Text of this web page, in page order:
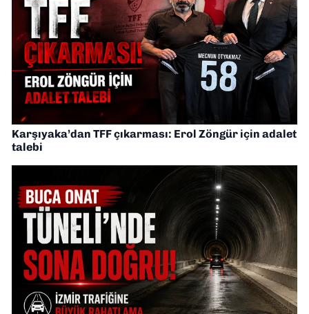
Karşıyaka’dan TFF çıkarması: Erol Zöngür için adalet
talebi